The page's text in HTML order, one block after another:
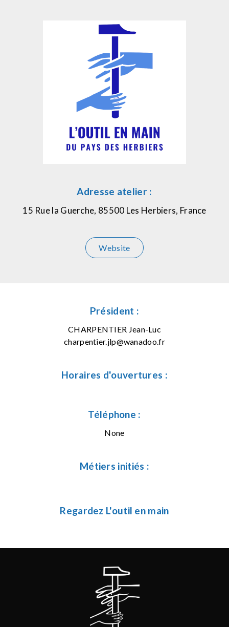
Adresse atelier :
15 Rue la Guerche, 85500 Les Herbiers, France
Website
Président :
CHARPENTIER Jean-Luc
charpentier.jlp@wanadoo.fr
Horaires d'ouvertures :
Téléphone :
None
Métiers initiés :
Regardez L'outil en main